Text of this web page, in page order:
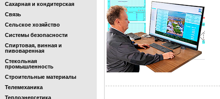
Сахарная и кондитерская
Связь
Сельское хозяйство
Системы безопасности
Спиртовая, винная и
пивоваренная
Стекольная
промышленность
Строительные материалы
Телемеханика
Теплоэнергетика